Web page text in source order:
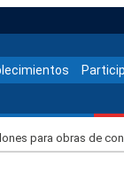
para obras de